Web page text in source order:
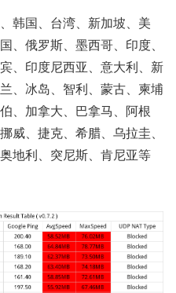
韩国、台湾、新加坡、美
、俄罗斯、墨西哥、印度、
、印度尼西亚、意大利、新
、冰岛、智利、蒙古、柬埔
、加拿大、巴拿马、阿根
威、捷克、希腊、乌拉圭、
地利、突尼斯、肯尼亚等